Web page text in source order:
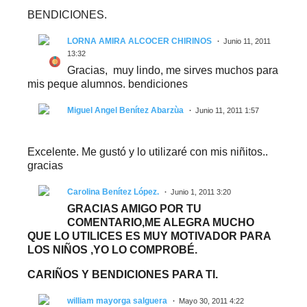
BENDICIONES.
LORNA AMIRA ALCOCER CHIRINOS
Junio 11, 2011
13:32
Gracias, muy lindo, me sirves muchos para
mis peque alumnos. bendiciones
Miguel Angel Benítez Abarzùa Junio 11, 2011 1:57
Excelente. Me gustó y lo utilizaré con mis niñitos..
gracias
Carolina Benítez López. Junio 1, 2011 3:20
GRACIAS AMIGO POR TU
COMENTARIO,ME ALEGRA MUCHO
QUE LO UTILICES ES MUY MOTIVADOR PARA
LOS NIÑOS ,YO LO COMPROBÉ.
CARIÑOS Y BENDICIONES PARA TI.
william mayorga salguera Mayo 30, 2011 4:22